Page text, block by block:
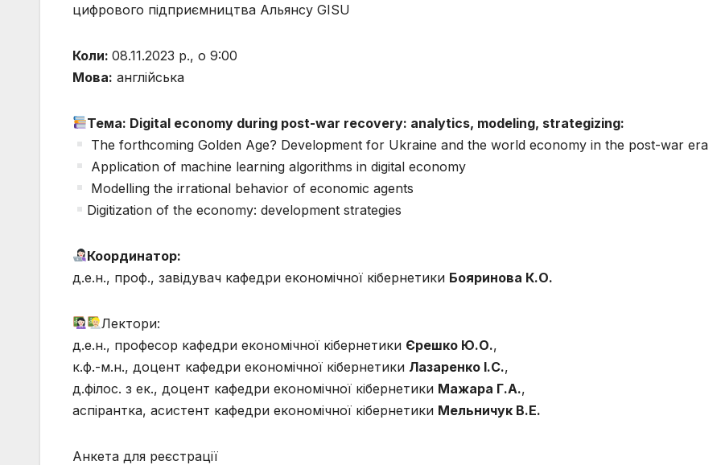
цифрового підприємництва Альянсу GISU
Коли: 08.11.2023 р., о 9:00
Мова: англійська
Тема: Digital economy during post-war recovery: analytics, modeling, strategizing:
The forthcoming Golden Age? Development for Ukraine and the world economy in the post-war era
Application of machine learning algorithms in digital economy
Modelling the irrational behavior of economic agents
Digitization of the economy: development strategies
Координатор:
д.е.н., проф., завідувач кафедри економічної кібернетики Бояринова К.О.
Лектори:
д.е.н., професор кафедри економічної кібернетики Єрешко Ю.О.,
к.ф.-м.н., доцент кафедри економічної кібернетики Лазаренко І.С.,
д.філос. з ек., доцент кафедри економічної кібернетики Мажара Г.А.,
аспірантка, асистент кафедри економічної кібернетики Мельничук В.Е.
Анкета для реєстрації